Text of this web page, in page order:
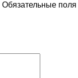
Обязательные поля